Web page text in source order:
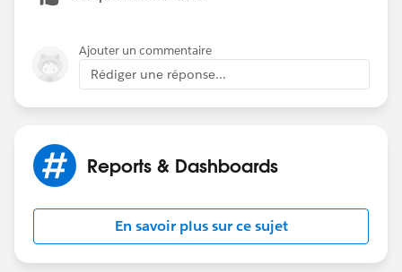
Ajouter un commentaire
Rédiger une réponse...
Reports & Dashboards
En savoir plus sur ce sujet